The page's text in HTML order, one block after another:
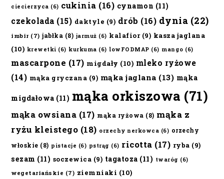
ciecierzyca (6) cukinia (16) cynamon (11)
czekolada (15) daktyle (9) drób (16) dynia (22)
imbir (7) jabłka (8) jarmuż (6) kalafior(9) kasza jaglana
(10) krewetki (6) kurkuma (6) lowFODMAP (6) mango (6)
mascarpone (17) migdały (10) mleko ryżowe
(14) mąka gryczana (9) mąka jaglana (13) mąka
migdałowa (11) mąka orkiszowa (71)
mąka owsiana (17) mąka ryżowa (8) mąka z
ryżu kleistego (18) orzechy nerkowca (6) orzechy
włoskie (8) pistacje (6) pstrąg (6) ricotta (17) ryba (9)
sezam (11) soczewica (9) tagatoza (11) twaróg (6)
wegetariańskie (7) ziemniaki (10)